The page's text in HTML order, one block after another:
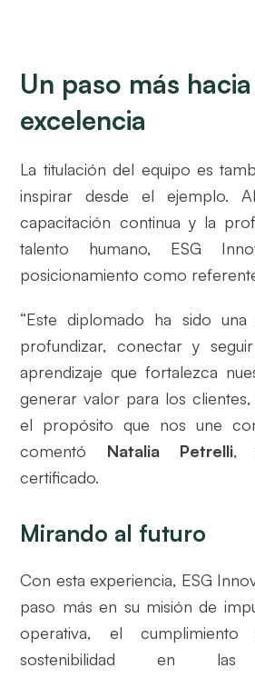
Un paso más
excelencia
La titulación del equipo es
inspirar desde el ejemplo.
capacitación continua y la
talento humano, ESG
posicionamiento como
“Este diplomado ha sido una
profundizar, conectar y
aprendizaje que fortalezca
generar valor para los
el propósito que nos une
comentó Natalia Petrelli,
certificado.
Mirando al futuro
Con esta experiencia, ESG
paso más en su misión de
operativa, el
sostenibilidad en las